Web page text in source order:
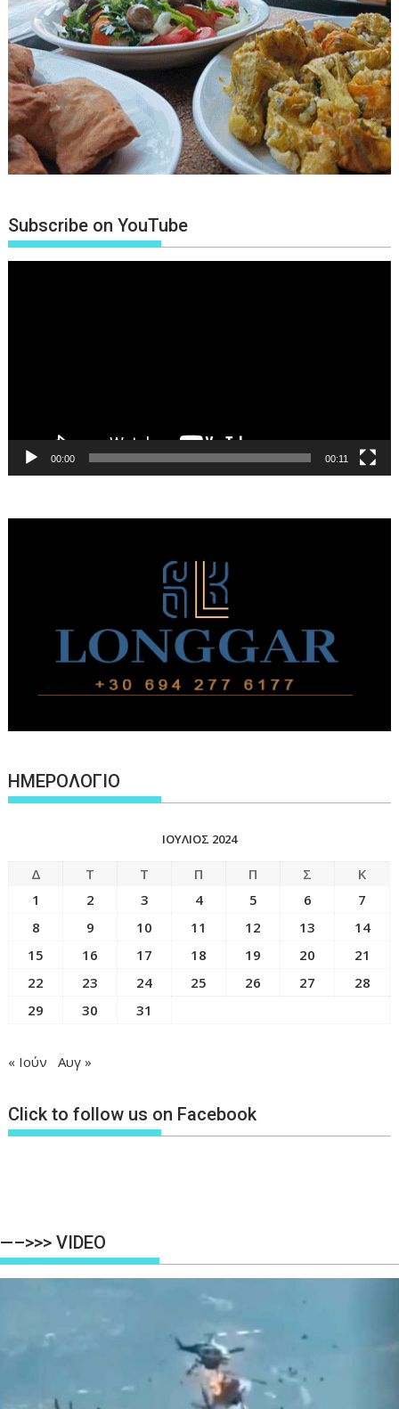
Subscribe on YouTube
00:00 00:11
ΗΜΕΡΟΛΟΓΙΟ
ΙΟΎΛΙΟΣ 2024
Δ Τ Τ Π Π Σ
Κ
1
2 3 4 5 6
7
8
9 10 11 12 13
14
15
16 17 18 19 20
21
22
23 24 25 26 27
28
29
30 31
« Ιούν Αυγ »
Click to follow us on Facebook
—–>>> VIDEO